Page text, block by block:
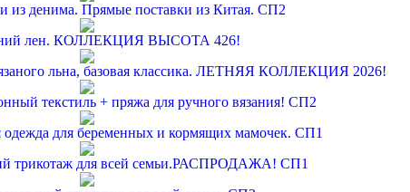
из денима. Прямые поставки из Китая. СП2
лен. КОЛЛЕКЦИЯ ВЫСОТА 426!
льна, базовая классика. ЛЕТНЯЯ КОЛЛЕКЦИЯ 2026!
текстиль + пряжа для ручного вязания! СП2
одежда для беременных и кормящих мамочек. СП1
трикотаж для всей семьи.РАСПРОДАЖА! СП1